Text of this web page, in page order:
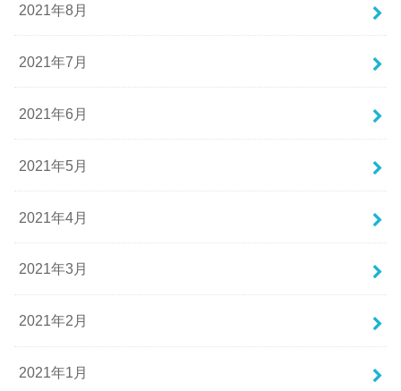
2021年8月
2021年7月
2021年6月
2021年5月
2021年4月
2021年3月
2021年2月
2021年1月